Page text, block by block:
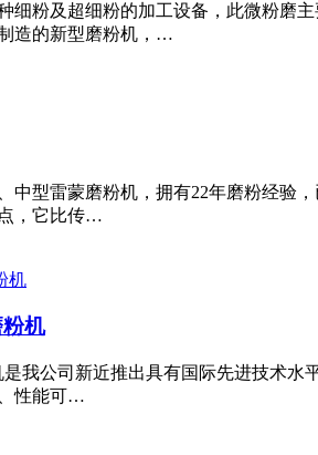
细粉及超细粉的加工设备，此微粉磨
造的新型磨粉机，…
中型雷蒙磨粉机，拥有22年磨粉经验
，它比传…
机
我公司新近推出具有国际先进技术
性能可…